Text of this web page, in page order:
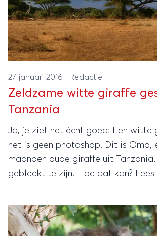
27 januari 2016 · Redactie
Zeldzame witte giraffe
Tanzania
Ja, je ziet het écht goed: Een witte
het is geen photoshop. Dit is Omo,
maanden oude giraffe uit
gebleekt te zijn. Hoe dat kan? Lees